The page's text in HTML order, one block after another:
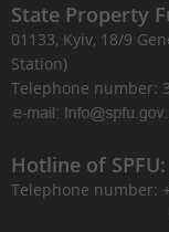
State Property
01133, Kyiv, 18/9
Station)
Telephone number:
Hotline of SPFU:
Telephone number:
0 800